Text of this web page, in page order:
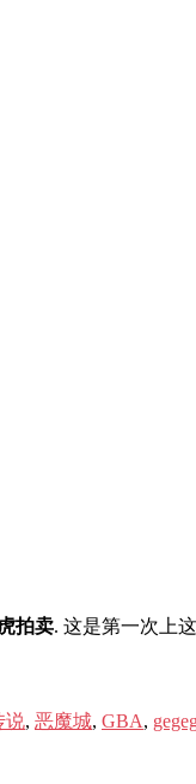
拍卖. 这是第一次上
说, 恶魔城, GBA,